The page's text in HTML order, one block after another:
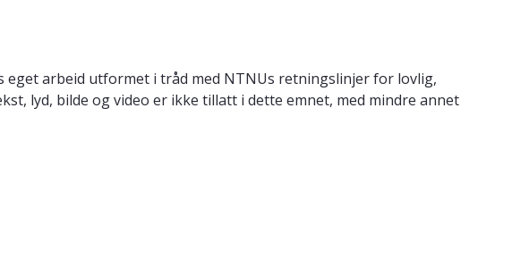
eget arbeid utformet i tråd med NTNUs retningslinjer for lovlig,
lyd, bilde og video er ikke tillatt i dette emnet, med mindre annet